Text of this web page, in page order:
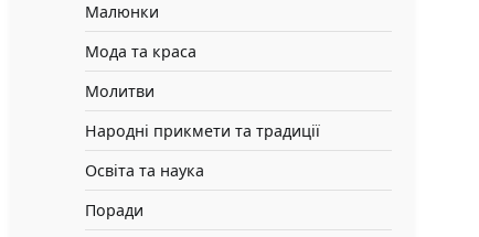
Малюнки
Мода та краса
Молитви
Народні прикмети та традиції
Освіта та наука
Поради